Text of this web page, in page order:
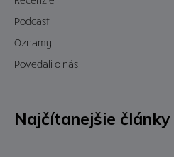
Podcast
Oznamy
Povedali o nás
Najčítanejšie články